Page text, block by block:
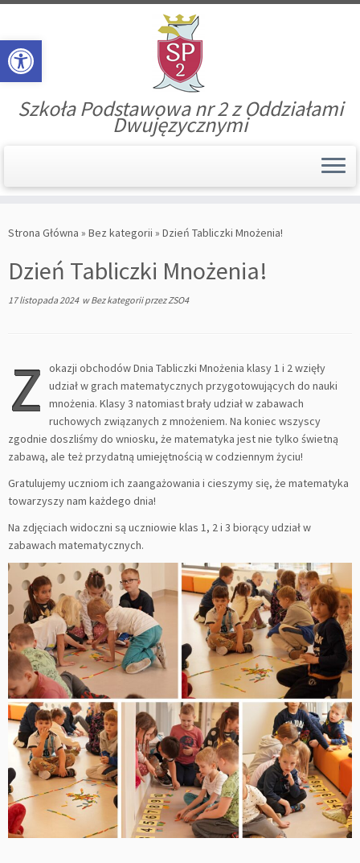
Open toolbar
to
Szkoła Podstawowa nr 2 z Oddziałami
Dwujęzycznymi
Strona Główna » Bez kategorii » Dzień Tabliczki Mnożenia!
Dzień Tabliczki Mnożenia!
17 listopada 2024wBez kategoriiprzezZSO4
Z
okazji obchodów Dnia Tabliczki Mnożenia klasy 1 i 2 wzięły
udział w grach matematycznych przygotowujących do nauki
mnożenia. Klasy 3 natomiast brały udział w zabawach
ruchowych związanych z mnożeniem. Na koniec wszyscy
zgodnie doszliśmy do wniosku, że matematyka jest nie tylko świetną
zabawą, ale też przydatną umiejętnością w codziennym życiu!
Gratulujemy uczniom ich zaangażowania i cieszymy się, że matematyka
towarzyszy nam każdego dnia!
Na zdjęciach widoczni są uczniowie klas 1, 2 i 3 biorący udział w
zabawach matematycznych.